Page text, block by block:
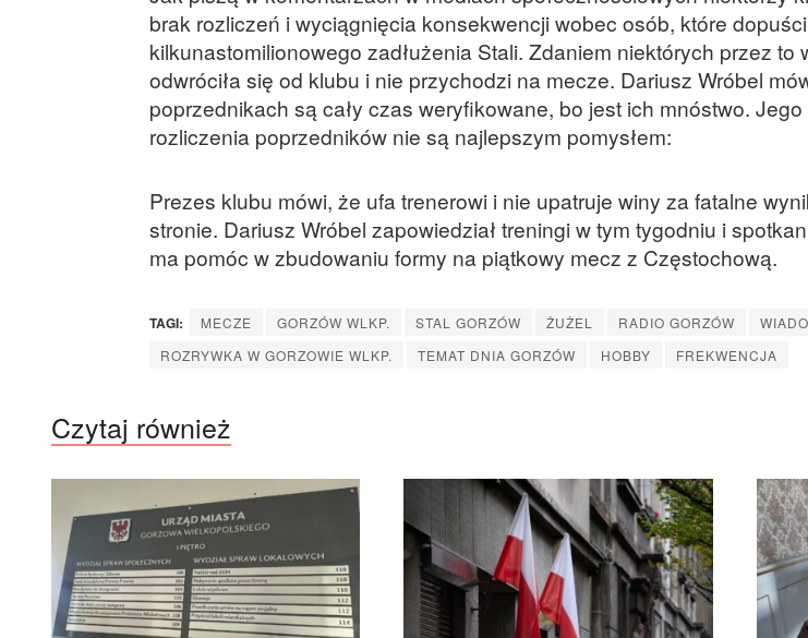
brak rozliczeń i wyciągnięcia konsekwencji wobec osób, które
kilkunastomilionowego zadłużenia Stali. Zdaniem niektórych przez to
odwróciła się od klubu i nie przychodzi na mecze. Dariusz Wróbel
poprzednikach są cały czas weryfikowane, bo jest ich mnóstwo.
rozliczenia poprzedników nie są najlepszym pomysłem:
Prezes klubu mówi, że ufa trenerowi i nie upatruje winy za fatalne
stronie. Dariusz Wróbel zapowiedział treningi w tym tygodniu i
ma pomóc w zbudowaniu formy na piątkowy mecz z Częstochową.
TAGI: MECZE GORZÓW WLKP. STAL GORZÓW ŻUŻEL RADIO GORZÓW
ROZRYWKA W GORZOWIE WLKP.
TEMAT DNIA GORZÓW HOBBY FREKWENCJA
Czytaj również